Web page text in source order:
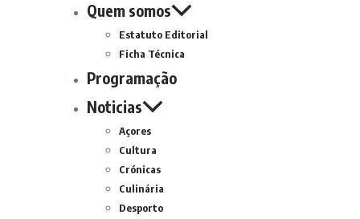
Quem somos
Estatuto Editorial
Ficha Técnica
Programação
Noticias
Açores
Cultura
Crónicas
Culinária
Desporto